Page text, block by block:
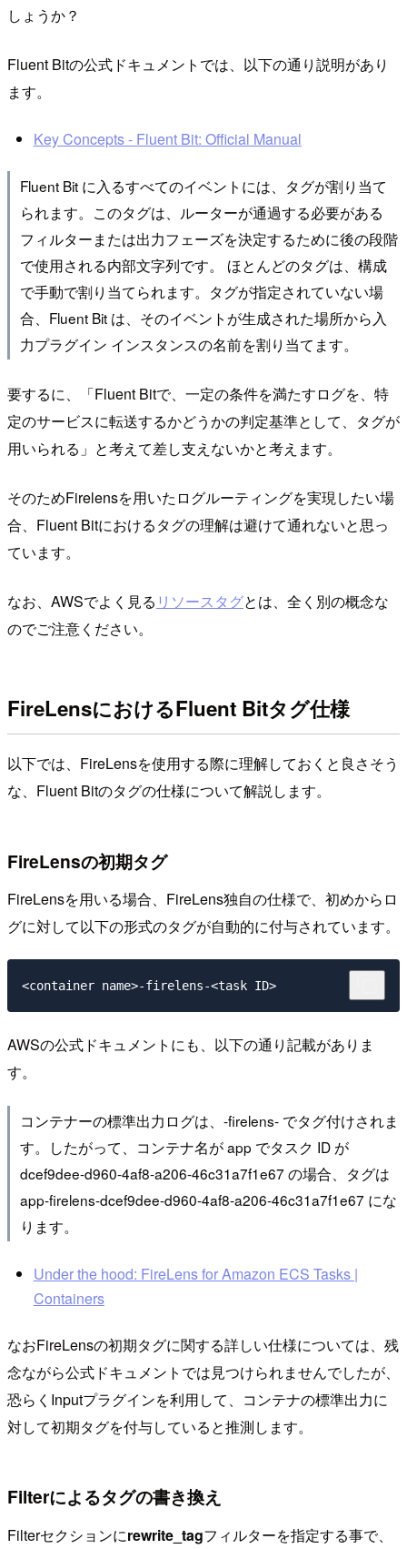
しょうか？
Fluent Bitの公式ドキュメントでは、以下の通り説明があり
ます。
Key Concepts - Fluent Bit: Official Manual
Fluent Bit に入るすべてのイベントには、タグが割り当て
られます。このタグは、ルーターが通過する必要がある
フィルターまたは出力フェーズを決定するために後の段階
で使用される内部文字列です。 ほとんどのタグは、構成
で手動で割り当てられます。タグが指定されていない場
合、Fluent Bit は、そのイベントが生成された場所から入
力プラグイン インスタンスの名前を割り当てます。
要するに、「Fluent Bitで、一定の条件を満たすログを、特
定のサービスに転送するかどうかの判定基準として、タグが
用いられる」と考えて差し支えないかと考えます。
そのためFirelensを用いたログルーティングを実現したい場
合、Fluent Bitにおけるタグの理解は避けて通れないと思っ
ています。
なお、AWSでよく見る リソースタグとは、全く別の概念な
のでご注意ください。
FireLensにおけるFluent Bitタグ仕様
以下では、FireLensを使用する際に理解しておくと良さそう
な、Fluent Bitのタグの仕様について解説します。
FireLensの初期タグ
FireLensを用いる場合、FireLens独自の仕様で、初めからロ
グに対して以下の形式のタグが自動的に付与されています。
AWSの公式ドキュメントにも、以下の通り記載がありま
す。
コンテナーの標準出力ログは、-firelens- でタグ付けされま
す。したがって、コンテナ名が app でタスク ID が
dcef9dee-d960-4af8-a206-46c31a7f1e67 の場合、タグは
app-firelens-dcef9dee-d960-4af8-a206-46c31a7f1e67 にな
ります。
Under the hood: FireLens for Amazon ECS Tasks |
Containers
なおFireLensの初期タグに関する詳しい仕様については、残
念ながら公式ドキュメントでは見つけられませんでしたが、
恐らくInputプラグインを利用して、コンテナの標準出力に
対して初期タグを付与していると推測します。
Filterによるタグの書き換え
Filterセクションにrewrite_tagフィルターを指定する事で、